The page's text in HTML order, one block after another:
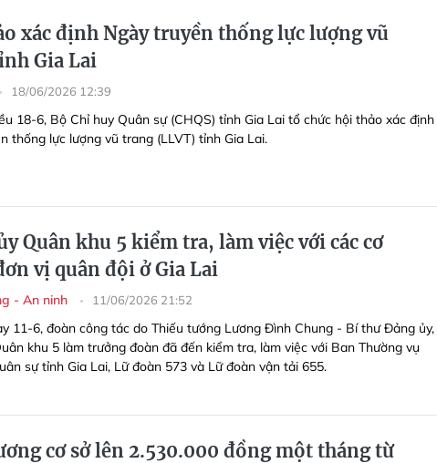
xác định Ngày truyền thống lực lượng vũ
Gia Lai
18/06/2026 12:39
18-6, Bộ Chỉ huy Quân sự (CHQS) tỉnh Gia Lai tổ chức hội thảo xác định
thống lực lượng vũ trang (LLVT) tỉnh Gia Lai.
Quân khu 5 kiểm tra, làm việc với các cơ
vị quân đội ở Gia Lai
- An ninh 11/06/2026 21:52
11-6, đoàn công tác do Thiếu tướng Lương Đình Chung - Bí thư Đảng ủy,
khu 5 làm trưởng đoàn đã đến kiểm tra, làm việc với Ban Thường vụ
sự tỉnh Gia Lai, Lữ đoàn 573 và Lữ đoàn vận tải 655.
cơ sở lên 2.530.000 đồng một tháng từ